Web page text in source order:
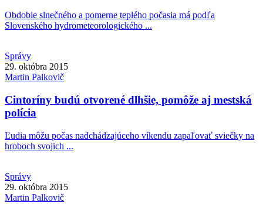
Obdobie slnečného a pomerne teplého počasia má podľa
Slovenského hydrometeorologického ...
Správy
29. októbra 2015
Martin Palkovič
Cintoríny budú otvorené dlhšie, pomôže aj mestská
polícia
Ľudia môžu počas nadchádzajúceho víkendu zapaľovať sviečky na
hroboch svojich ...
Správy
29. októbra 2015
Martin Palkovič